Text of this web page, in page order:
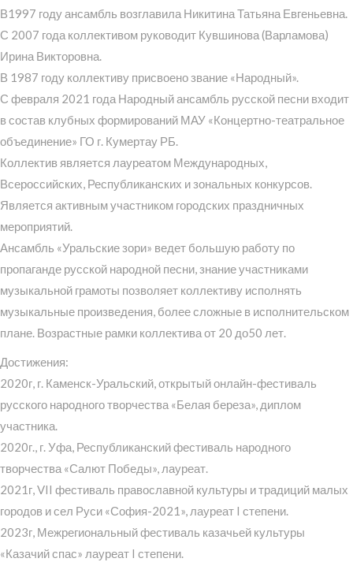
В1997 году ансамбль возглавила Никитина Татьяна Евгеньевна.
С 2007 года коллективом руководит Кувшинова (Варламова)
Ирина Викторовна.
В 1987 году коллективу присвоено звание «Народный».
С февраля 2021 года Народный ансамбль русской песни входит
в состав клубных формирований МАУ «Концертно-театральное
объединение» ГО г. Кумертау РБ.
Коллектив является лауреатом Международных,
Всероссийских, Республиканских и зональных конкурсов.
Является активным участником городских праздничных
мероприятий.
Ансамбль «Уральские зори» ведет большую работу по
пропаганде русской народной песни, знание участниками
музыкальной грамоты позволяет коллективу исполнять
музыкальные произведения, более сложные в исполнительском
плане. Возрастные рамки коллектива от 20 до50 лет.
Достижения:
2020г, г. Каменск-Уральский, открытый онлайн-фестиваль
русского народного творчества «Белая береза», диплом
участника.
2020г., г. Уфа, Республиканский фестиваль народного
творчества «Салют Победы», лауреат.
2021г, VII фестиваль православной культуры и традиций малых
городов и сел Руси «София-2021», лауреат I степени.
2023г, Межрегиональный фестиваль казачьей культуры
«Казачий спас» лауреат I степени.